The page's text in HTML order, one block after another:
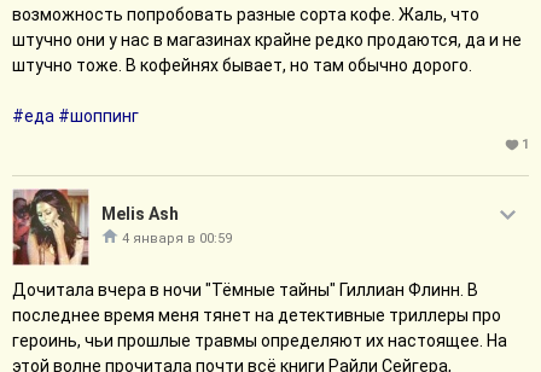
возможность попробовать разные сорта кофе. Жаль, что
штучно они у нас в магазинах крайне редко продаются, да и не
штучно тоже. В кофейнях бывает, но там обычно дорого.
#еда #шоппинг
1
Melis Ash
4 января в 00:59
Дочитала вчера в ночи "Тёмные тайны" Гиллиан Флинн. В
последнее время меня тянет на детективные триллеры про
героинь, чьи прошлые травмы определяют их настоящее. На
этой волне прочитала почти всё книги Райли Сейгера,